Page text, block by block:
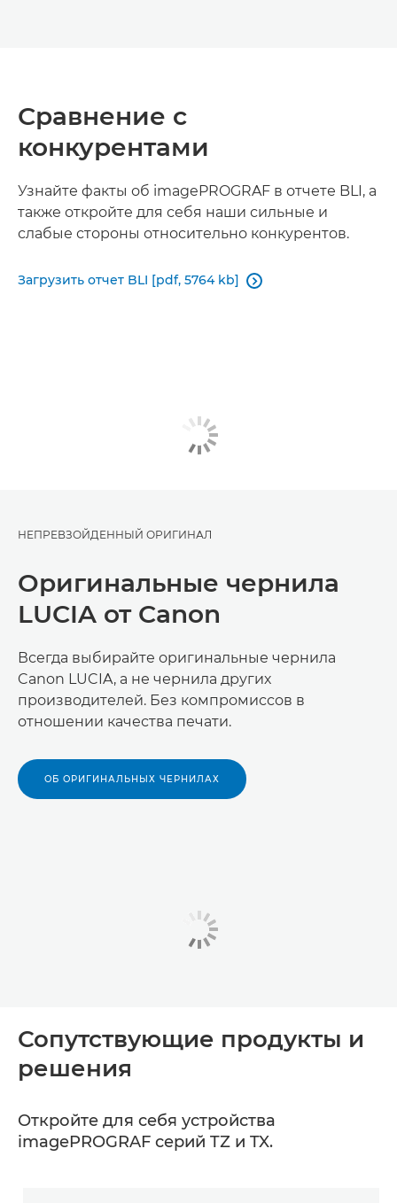
Сравнение с
конкурентами
Узнайте факты об imagePROGRAF в отчете BLI, а
также откройте для себя наши сильные и
слабые стороны относительно конкурентов.
Загрузить отчет BLI [pdf, 5764 kb] 
НЕПРЕВЗОЙДЕННЫЙ ОРИГИНАЛ
Оригинальные чернила
LUCIA от Canon
Всегда выбирайте оригинальные чернила
Canon LUCIA, а не чернила других
производителей. Без компромиссов в
отношении качества печати.
ОБ ОРИГИНАЛЬНЫХ ЧЕРНИЛАХ
Сопутствующие продукты и
решения
Откройте для себя устройства
imagePROGRAF серий TZ и TX.